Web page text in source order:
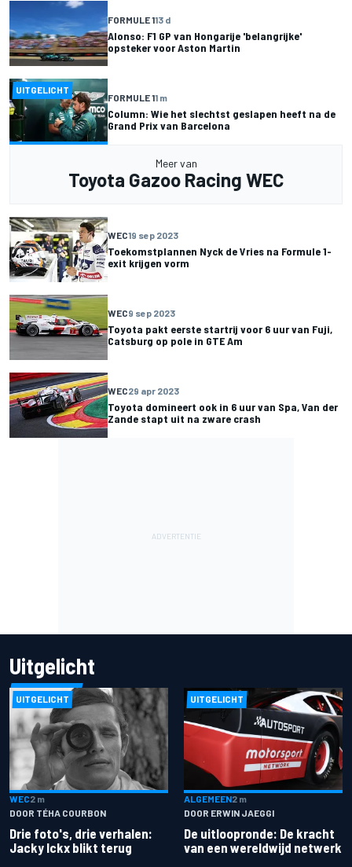
FORMULE 113 d
Alonso: F1 GP van Hongarije 'belangrijke'
opsteker voor Aston Martin
UITGELICHT
FORMULE 11 m
Column: Wie het slechtst geslapen heeft na de
Grand Prix van Barcelona
Meer van
Toyota Gazoo Racing WEC
WEC19 sep 2023
Toekomstplannen Nyck de Vries na Formule 1-
exit krijgen vorm
WEC9 sep 2023
Toyota pakt eerste startrij voor 6 uur van Fuji,
Catsburg op pole in GTE Am
WEC29 apr 2023
Toyota domineert ook in 6 uur van Spa, Van der
Zande stapt uit na zware crash
Uitgelicht
UITGELICHT
WEC2 m
DOOR TÉHA COURBON
Drie foto's, drie verhalen:
Jacky Ickx blikt terug
UITGELICHT
ALGEMEEN2 m
DOOR ERWIN JAEGGI
De uitloopronde: De kracht
van een wereldwijd netwerk